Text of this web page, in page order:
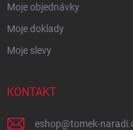
Moje objednávky
Moje doklady
Moje slevy
KONTAKT
eshop@tomek-